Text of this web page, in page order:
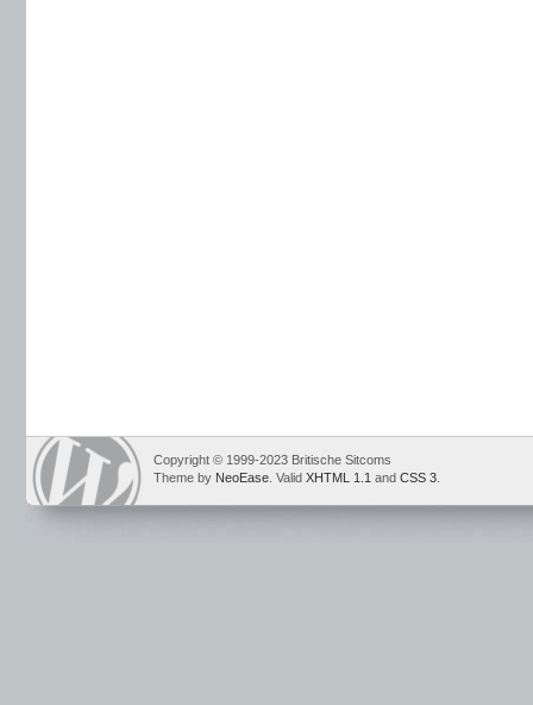
Copyright © 1999-2023 Britische Sitcoms
Theme by NeoEase . Valid XHTML 1.1 and CSS 3